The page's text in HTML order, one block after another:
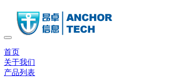
首页
关于我们
产品列表